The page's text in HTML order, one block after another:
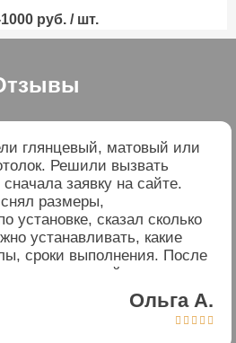
500-1000 руб. / шт.
глянцевый, матовый или
Решили вызвать
заявку на сайте.
размеры,
установке, сказал сколько
устанавливать, какие
сроки выполнения. После
калькулятораОльга А.
    